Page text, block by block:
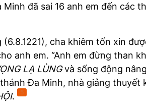
đã sai 16 anh em đến các
(6.8.1221), cha khiêm tốn xin
anh em. “Anh em đừng than
LẠ LÙNGvà sống động
Đa Minh, nhà giảng thuyết
. 5